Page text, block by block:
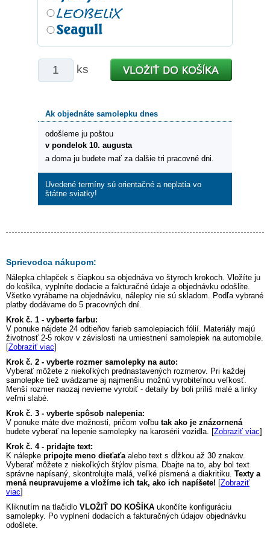
ks
Ak objednáte samolepku dnes
odošleme ju poštou
v pondelok 10. augusta
a doma ju budete mať za dalšie tri pracovné dni.
Uvedené termíny sú orientačné a neplatia vo
štátne sviatky!
Sprievodca nákupom:
Nálepka chlapček s čiapkou sa objednáva vo štyroch krokoch. Vložíte ju
do košíka, vyplníte dodacie a fakturačné údaje a objednávku odošlite.
Všetko vyrábame na objednávku, nálepky nie sú skladom. Podľa vybrané
platby dodávame do 5 pracovných dní.
Krok č. 1 - vyberte farbu:
V ponuke nájdete 24 odtieňov farieb samolepiacich fólií. Materiály majú
životnosť 2-5 rokov v závislosti na umiestnení samolepiek na automobile.
[Zobraziť viac]
Krok č. 2 - vyberte rozmer samolepky na auto:
Vyberať môžete z niekoľkých prednastavených rozmerov. Pri každej
samolepke tiež uvádzame aj najmenšiu možnú vyrobiteľnou veľkosť.
Menší rozmer naozaj nevieme vyrobiť - detaily by boli príliš malé a linky
veľmi slabé.
Krok č. 3 - vyberte spôsob nalepenia:
V ponuke máte dve možnosti, pričom voľbu tak ako je znázornená
budete vyberať na lepenie samolepky na karosérii vozidla. [Zobraziť viac]
Krok č. 4 - pridajte text:
K nálepke pripojte meno dieťaťaalebo text s dĺžkou až 30 znakov.
Vyberať môžete z niekoľkých štýlov písma. Dbajte na to, aby bol text
správne napísaný, skontrolujte malá, veľké písmená a diakritiku. Texty a
mená neupravujeme a vložíme ich tak, ako ich napíšete! [Zobraziť
viac]
Kliknutím na tlačidlo VLOŽIŤ DO KOŠÍKA ukončíte konfiguráciu
samolepky. Po vyplnení dodacích a fakturačných údajov objednávku
odošlete.